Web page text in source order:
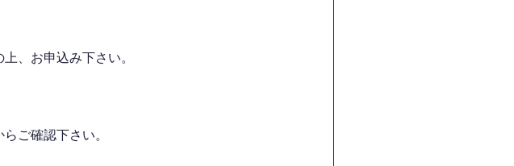
、お申込み下さい。
ご確認下さい。